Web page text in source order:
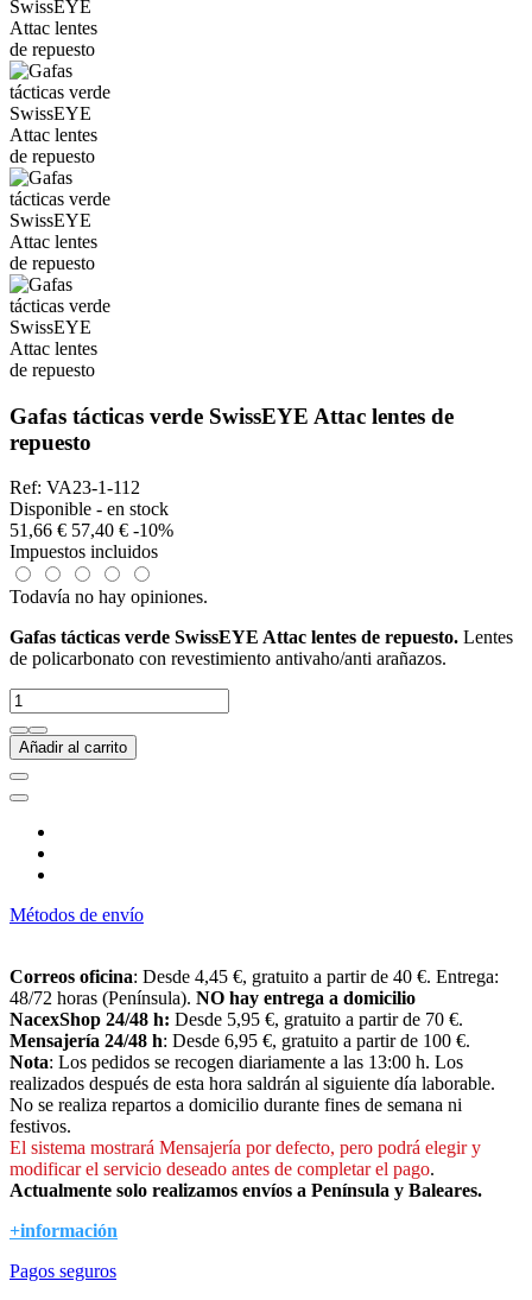
Gafas tácticas verde SwissEYE Attac lentes de
repuesto
Ref: VA23-1-112
Disponible - en stock
51,66 € 57,40 € -10%
Impuestos incluidos
Todavía no hay opiniones.
Gafas tácticas verde SwissEYE Attac lentes de repuesto. Lentes
de policarbonato con revestimiento antivaho/anti arañazos.
Añadir al carrito
Métodos de envío
Correos oficina: Desde 4,45 €, gratuito a partir de 40 €. Entrega:
48/72 horas (Península). NO hay entrega a domicilio
NacexShop 24/48 h: Desde 5,95 €, gratuito a partir de 70 €.
Mensajería 24/48 h: Desde 6,95 €, gratuito a partir de 100 €.
Nota: Los pedidos se recogen diariamente a las 13:00 h. Los
realizados después de esta hora saldrán al siguiente día laborable.
No se realiza repartos a domicilio durante fines de semana ni
festivos.
El sistema mostrará Mensajería por defecto, pero podrá elegir y
modificar el servicio deseado antes de completar el pago.
Actualmente solo realizamos envíos a Península y Baleares.
+información
Pagos seguros